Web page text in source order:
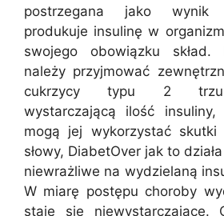
postrzegana jako wynik
produkuje insulinę w
swojego obowiązku skład.
należy przyjmować
cukrzycy typu 2
wystarczającą ilość
mogą jej wykorzystać skutki
słowy, DiabetOver jak to
niewrażliwe na wydzielaną
W miarę postępu choroby
staje się niewystarczające.